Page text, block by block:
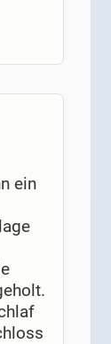
ein